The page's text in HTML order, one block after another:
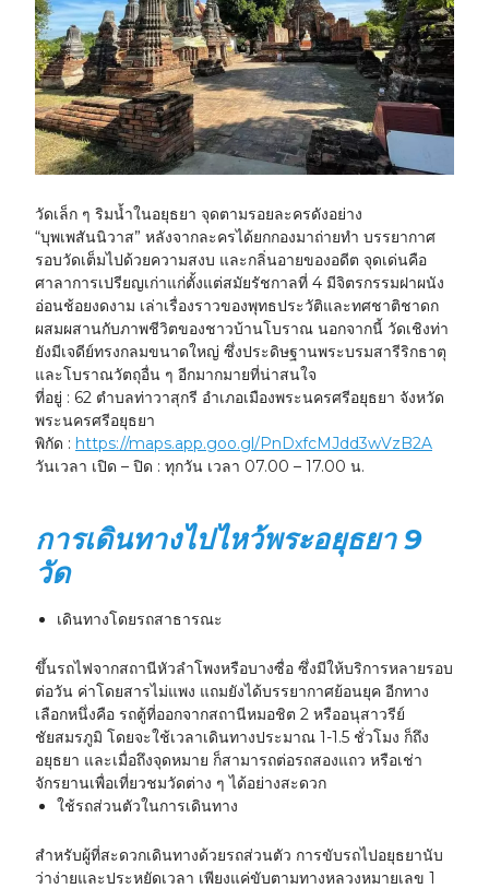
วัดเล็ก ๆ ริมน้ำในอยุธยา จุดตามรอยละครดังอย่าง
“บุพเพสันนิวาส” หลังจากละครได้ยกกองมาถ่ายทำ บรรยากาศ
รอบวัดเต็มไปด้วยความสงบ และกลิ่นอายของอดีต จุดเด่นคือ
ศาลาการเปรียญเก่าแก่ตั้งแต่สมัยรัชกาลที่ 4 มีจิตรกรรมฝาผนัง
อ่อนช้อยงดงาม เล่าเรื่องราวของพุทธประวัติและทศชาติชาดก
ผสมผสานกับภาพชีวิตของชาวบ้านโบราณ นอกจากนี้ วัดเชิงท่า
ยังมีเจดีย์ทรงกลมขนาดใหญ่ ซึ่งประดิษฐานพระบรมสารีริกธาตุ
และโบราณวัตถุอื่น ๆ อีกมากมายที่น่าสนใจ
ที่อยู่ : 62 ตำบลท่าวาสุกรี อำเภอเมืองพระนครศรีอยุธยา จังหวัด
พระนครศรีอยุธยา
พิกัด : https://maps.app.goo.gl/PnDxfcMJdd3wVzB2A
วันเวลา เปิด – ปิด : ทุกวัน เวลา 07.00 – 17.00 น.
การเดินทางไปไหว้พระอยุธยา 9
วัด
เดินทางโดยรถสาธารณะ
ขึ้นรถไฟจากสถานีหัวลำโพงหรือบางซื่อ ซึ่งมีให้บริการหลายรอบ
ต่อวัน ค่าโดยสารไม่แพง แถมยังได้บรรยากาศย้อนยุค อีกทาง
เลือกหนึ่งคือ รถตู้ที่ออกจากสถานีหมอชิต 2 หรืออนุสาวรีย์
ชัยสมรภูมิ โดยจะใช้เวลาเดินทางประมาณ 1-1.5 ชั่วโมง ก็ถึง
อยุธยา และเมื่อถึงจุดหมาย ก็สามารถต่อรถสองแถว หรือเช่า
จักรยานเพื่อเที่ยวชมวัดต่าง ๆ ได้อย่างสะดวก
ใช้รถส่วนตัวในการเดินทาง
สำหรับผู้ที่สะดวกเดินทางด้วยรถส่วนตัว การขับรถไปอยุธยานับ
ว่าง่ายและประหยัดเวลา เพียงแค่ขับตามทางหลวงหมายเลข 1